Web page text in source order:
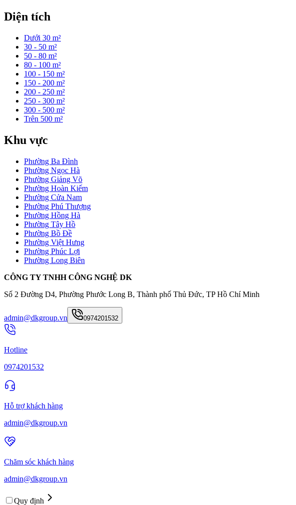
Diện tích
Dưới 30 m²
30 - 50 m²
50 - 80 m²
80 - 100 m²
100 - 150 m²
150 - 200 m²
200 - 250 m²
250 - 300 m²
300 - 500 m²
Trên 500 m²
Khu vực
Phường Ba Đình
Phường Ngọc Hà
Phường Giảng Võ
Phường Hoàn Kiếm
Phường Cửa Nam
Phường Phú Thượng
Phường Hồng Hà
Phường Tây Hồ
Phường Bồ Đề
Phường Việt Hưng
Phường Phúc Lợi
Phường Long Biên
CÔNG TY TNHH CÔNG NGHỆ DK
Số 2 Đường D4, Phường Phước Long B, Thành phố Thủ Đức, TP Hồ Chí Minh
admin@dkgroup.vn 0974201532
Hotline
0974201532
Hỗ trợ khách hàng
admin@dkgroup.vn
Chăm sóc khách hàng
admin@dkgroup.vn
Quy định